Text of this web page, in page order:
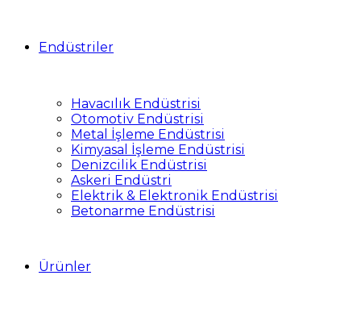
Endüstriler
Havacılık Endüstrisi
Otomotiv Endüstrisi
Metal İşleme Endüstrisi
Kimyasal İşleme Endüstrisi
Denizcilik Endüstrisi
Askeri Endüstri
Elektrik & Elektronik Endüstrisi
Betonarme Endüstrisi
Ürünler